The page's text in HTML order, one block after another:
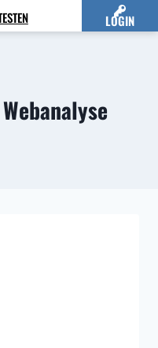
LOGIN